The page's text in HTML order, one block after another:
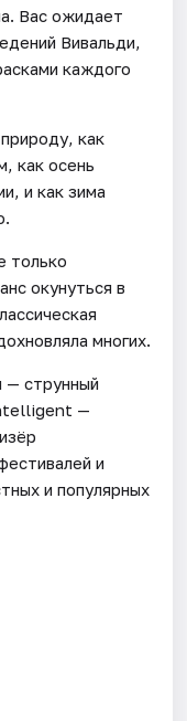
Вас ожидает
Вивальди,
каждого
как
как осень
и как зима
только
окунуться в
многих.
— струнный
—
и
и популярных